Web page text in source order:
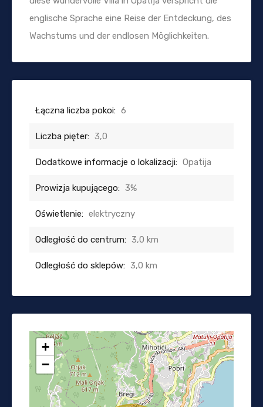
englische Sprache eine Reise der Entdeckung, des
Wachstums und der endlosen Möglichkeiten.
Łączna liczba pokoi: 6
Liczba pięter: 3,0
Dodatkowe informacje o lokalizacji: Opatija
Prowizja kupującego: 3%
Oświetlenie: elektryczny
Odległość do centrum: 3,0 km
Odległość do sklepów: 3,0 km
+
−